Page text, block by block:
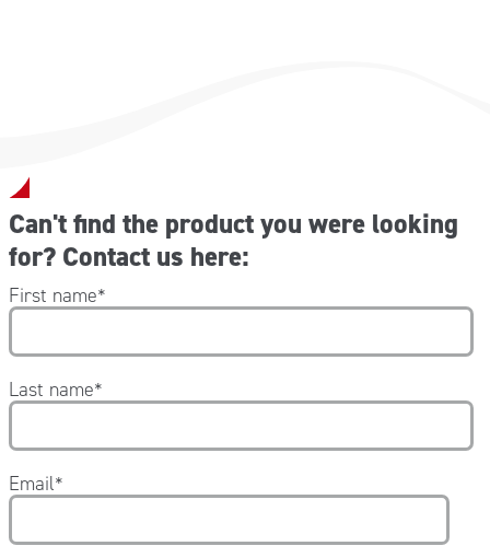
Manuale Primo Soccorso – 1 pz
Can't find the product you were looking
for? Contact us here:
First name*
Last name*
Email*